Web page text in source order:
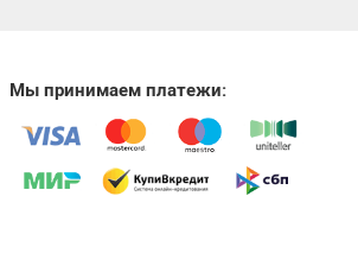
Мы принимаем платежи: